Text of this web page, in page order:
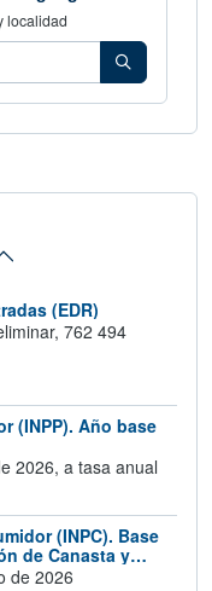
localidad
de tu área
(EDR)
762 494
(INPP). Año base
2026, a tasa anual
(INPC). Base
de Canasta y
de 2026